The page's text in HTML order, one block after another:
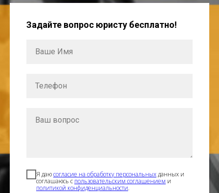
Задайте вопрос юристу бесплатно!
Ваше Имя
Телефон
Ваш вопрос
Я даюсогласие на обработку персональныхданных и
соглашаюсь с пользовательским соглашением и
политикой конфиденциальности.